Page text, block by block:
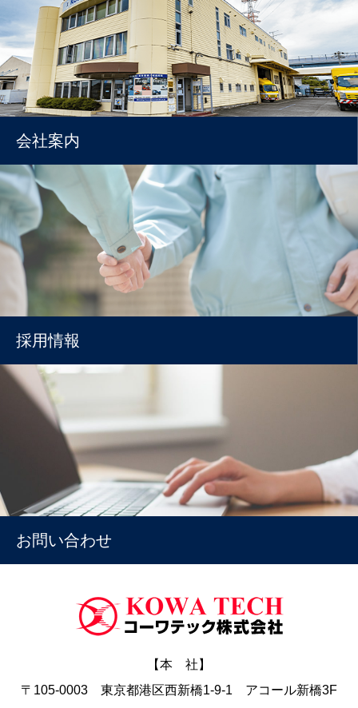
会社案内
採用情報
お問い合わせ
【本 社】
〒105-0003 東京都港区西新橋1-9-1 アコール新橋3F